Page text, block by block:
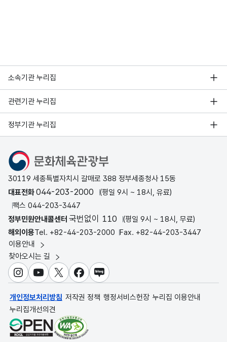
소속기관 누리집
관련기관 누리집
정부기관 누리집
문화체육관광부
30119 세종특별자치시 갈매로 388 정부세종청사 15동
대표전화044-203-2000
(평일 9시 ~ 18시, 유료)
팩스 044-203-3447
정부민원안내콜센터 국번없이 110
(평일 9시 ~ 18시, 무료)
해외이용Tel. +82-44-203-2000 Fax. +82-44-203-3447
이용안내
찾아오시는 길
인스타그램
유튜브X 페이스북
블로그
개인정보처리방침 저작권 정책 행정서비스헌장 누리집 이용안내
누리집개선의견